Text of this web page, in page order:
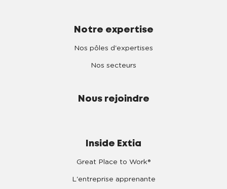
Notre expertise
Nos pôles d'expertises
Nos secteurs
Nous rejoindre
Inside Extia
Great Place to Work®
L'entreprise apprenante